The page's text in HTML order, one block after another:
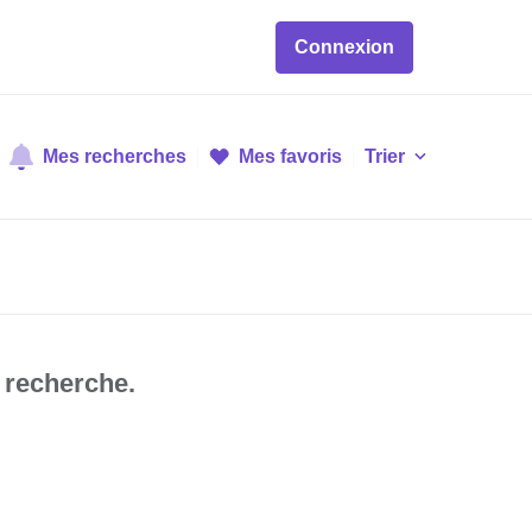
Connexion
Mes recherches Mes favoris Trier